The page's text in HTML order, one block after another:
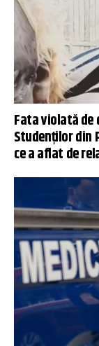
Fata violată de
Studenților din
ce a aflat de